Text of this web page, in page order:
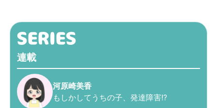
連載
河原崎美香
もしかしてうちの子、発達障害!?